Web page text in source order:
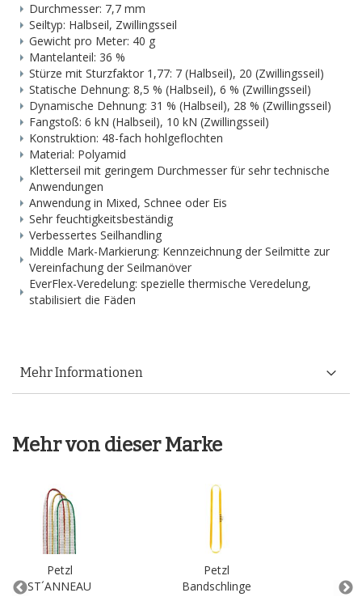
Durchmesser: 7,7 mm
Seiltyp: Halbseil, Zwillingsseil
Gewicht pro Meter: 40 g
Mantelanteil: 36 %
Stürze mit Sturzfaktor 1,77: 7 (Halbseil), 20 (Zwillingsseil)
Statische Dehnung: 8,5 % (Halbseil), 6 % (Zwillingsseil)
Dynamische Dehnung: 31 % (Halbseil), 28 % (Zwillingsseil)
Fangstoß: 6 kN (Halbseil), 10 kN (Zwillingsseil)
Konstruktion: 48-fach hohlgeflochten
Material: Polyamid
Kletterseil mit geringem Durchmesser für sehr technische
Anwendungen
Anwendung in Mixed, Schnee oder Eis
Sehr feuchtigkeitsbeständig
Verbessertes Seilhandling
Middle Mark-Markierung: Kennzeichnung der Seilmitte zur
Vereinfachung der Seilmanöver
EverFlex-Veredelung: spezielle thermische Veredelung,
stabilisiert die Fäden
Mehr Informationen
Mehr von dieser Marke
Petzl
ST´ANNEAU
Petzl
Bandschlinge